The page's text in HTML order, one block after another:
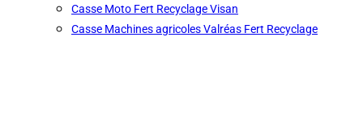
Casse Moto Fert Recyclage Visan
Casse Machines agricoles Valréas Fert Recyclage